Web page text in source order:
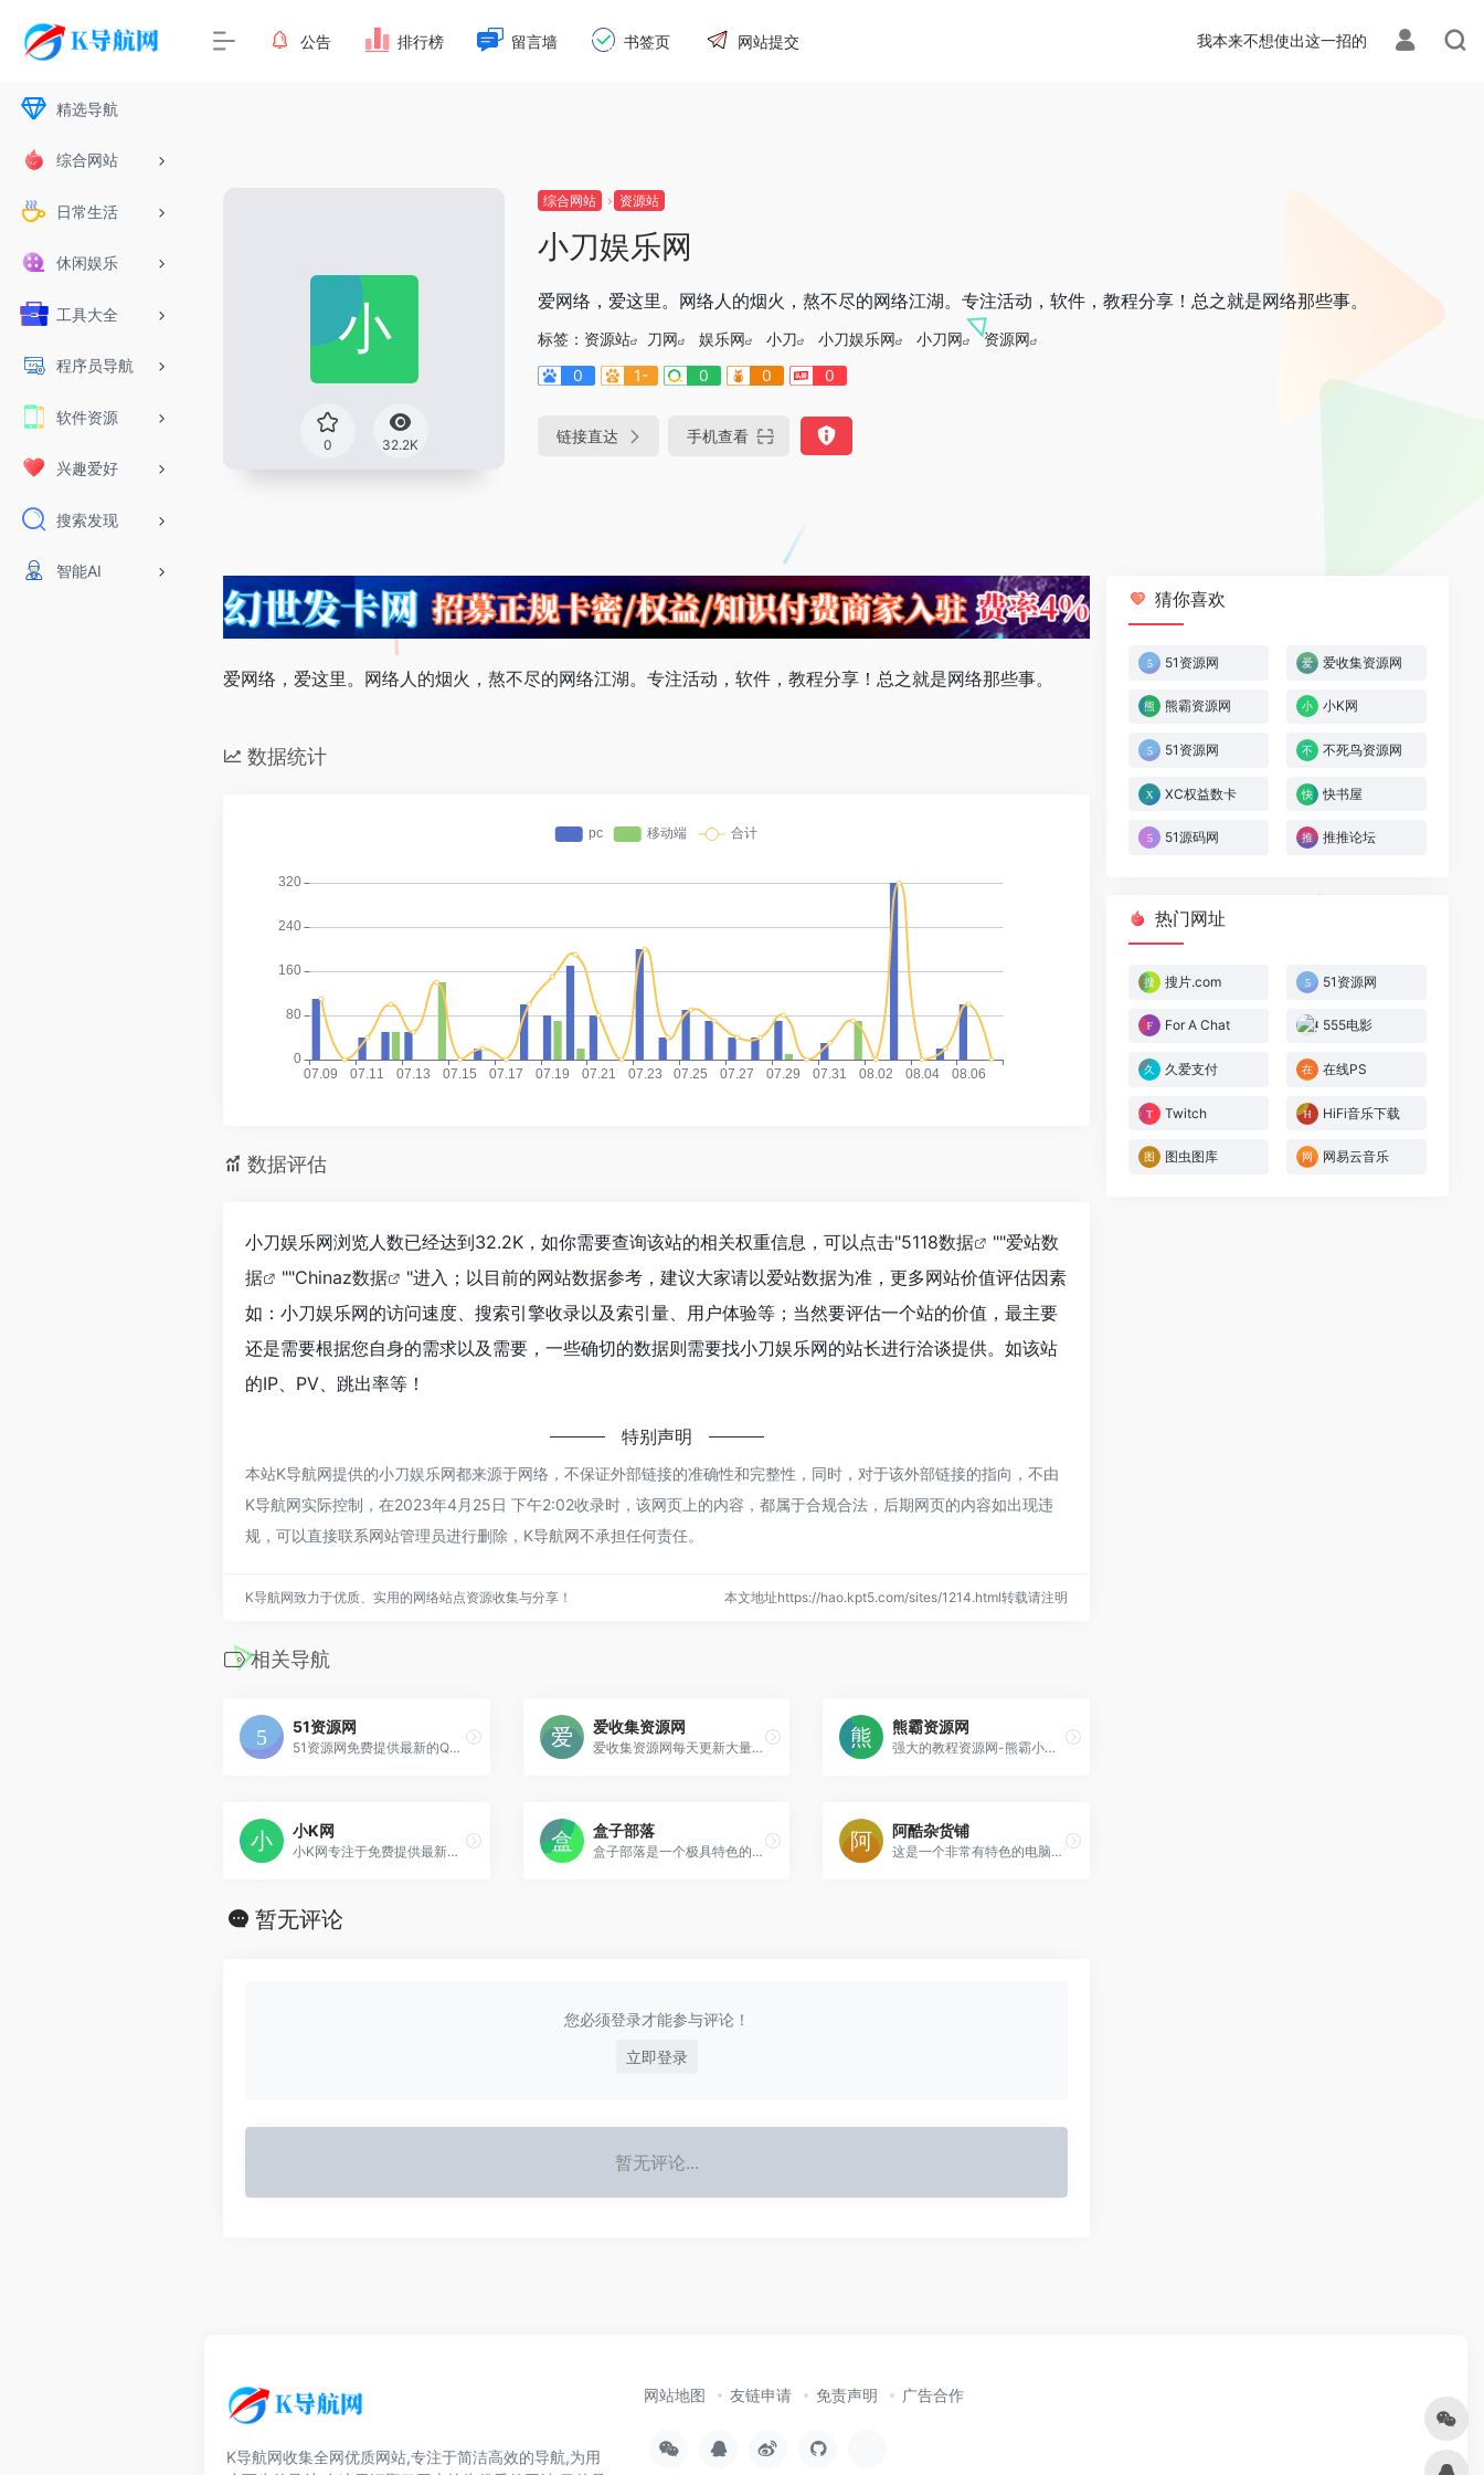
精选导航
综合网站
日常生活
休闲娱乐
工具大全
程序员导航
软件资源
兴趣爱好
搜索发现
智能AI
公告 排行榜 留言墙 书签页 网站提交 我本来不想使出这一招的
0 32.2K
综合网站 资源站
小刀娱乐网
爱网络，爱这里。网络人的烟火，熬不尽的网络江湖。专注活动，软件，教程分享！总之就是网络那些事。
标签： 资源站 刀网 娱乐网 小刀 小刀娱乐网 小刀网
资源网
0
1- 0 0 0
链接直达 手机查看
爱网络，爱这里。网络人的烟火，熬不尽的网络江湖。专注活动，软件，教程分享！总之就是网络那些事。
数据统计
数据评估
小刀娱乐网浏览人数已经达到32.2K，如你需要查询该站的相关权重信息，可以点击"5118数据 ""爱站数
据
""Chinaz数据
"进入；以目前的网站数据参考，建议大家请以爱站数据为准，更多网站价值评估因素
如：小刀娱乐网的访问速度、搜索引擎收录以及索引量、用户体验等；当然要评估一个站的价值，最主要
还是需要根据您自身的需求以及需要，一些确切的数据则需要找小刀娱乐网的站长进行洽谈提供。如该站
的IP、PV、跳出率等！
特别声明
本站K导航网提供的小刀娱乐网都来源于网络，不保证外部链接的准确性和完整性，同时，对于该外部链接的指向，不由
K导航网实际控制，在2023年4月25日 下午2:02收录时，该网页上的内容，都属于合规合法，后期网页的内容如出现违
规，可以直接联系网站管理员进行删除，K导航网不承担任何责任。
K导航网致力于优质、实用的网络站点资源收集与分享！ 本文地址https://hao.kpt5.com/sites/1214.html转载请注明
相关导航
51资源网
51资源网免费提供最新的QQ技术分享，每天更新大量原创技术教程,线报活动,QQ软件等,免费源码交流学习基地,绿色、安全、搞笑的软件基地。
爱收集资源网
爱收集资源网每天更新大量原创技术教程,线报活动,QQ软件等，欢迎各位小刀娱乐网的基佬访问学习，给QQ爱好者们带来一个绿色温馨快乐的娱乐家园
熊霸资源网
强大的教程资源网-熊霸小窝博客热搜新闻官网API教程框架资讯每日推荐优选精品个人主页支付系统官方网站论坛专业源码教程分享
小K网
小K网专注于免费提供最新的QQ技术分享拥有独特领域的游戏资源,专业负责人掌控QQ活动动态,多方面性质资源分享,免费源码交流学习基地,绿色、安全、搞笑的软件基地.
盒子部落
盒子部落是一个极具特色的资源网站，本网站专注于推荐优秀软件、APP应用和互联网资源，每篇图文评测都极其用心。你在这里可以免费获取我们精选的优秀软件应用、装机必备软件，我们每天都会分享大量的软件，为您提供优质的软件及下载服务。
阿酷杂货铺
这是一个非常有特色的电脑爱好者网站，专注于推荐优秀软件、APP应用和互联网资源和技术教程，是电脑爱好者最佳的软件下载和学习交流场所
暂无评论
您必须登录才能参与评论！
立即登录
暂无评论...
猜你喜欢
51资源网 爱收集资源网
熊霸资源网 小K网
51资源网 不死鸟资源网
XC权益数卡 快书屋
51源码网 推推论坛
热门网址
搜片.com 51资源网
For A Chat 555电影
久爱支付 在线PS
Twitch HiFi音乐下载
图虫图库 网易云音乐
K导航网收集全网优质网站,专注于简洁高效的导航,为用
网站地图 友链申请 免责声明 广告合作